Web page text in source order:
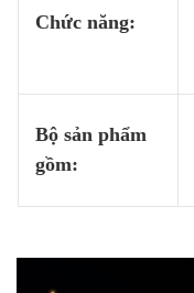
Chức năng:
Bộ sản phẩm
gồm: